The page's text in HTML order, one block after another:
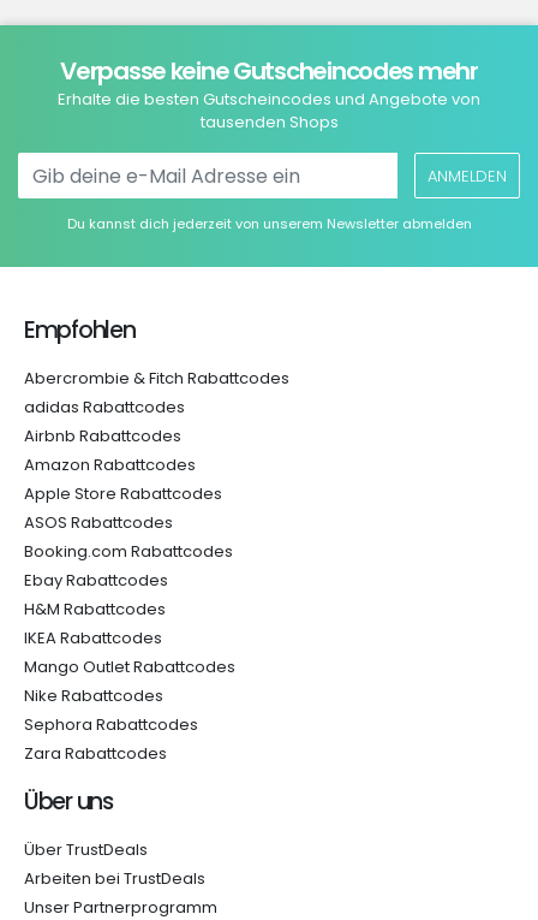
Verpasse keine Gutscheincodes mehr
Erhalte die besten Gutscheincodes und Angebote von
tausenden Shops
ANMELDEN
Du kannst dich jederzeit von unserem Newsletter abmelden
Empfohlen
Abercrombie & Fitch Rabattcodes
adidas Rabattcodes
Airbnb Rabattcodes
Amazon Rabattcodes
Apple Store Rabattcodes
ASOS Rabattcodes
Booking.com Rabattcodes
Ebay Rabattcodes
H&M Rabattcodes
IKEA Rabattcodes
Mango Outlet Rabattcodes
Nike Rabattcodes
Sephora Rabattcodes
Zara Rabattcodes
Über uns
Über TrustDeals
Arbeiten bei TrustDeals
Unser Partnerprogramm